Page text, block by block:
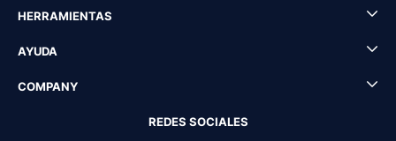
HERRAMIENTAS
AYUDA
COMPANY
REDES SOCIALES